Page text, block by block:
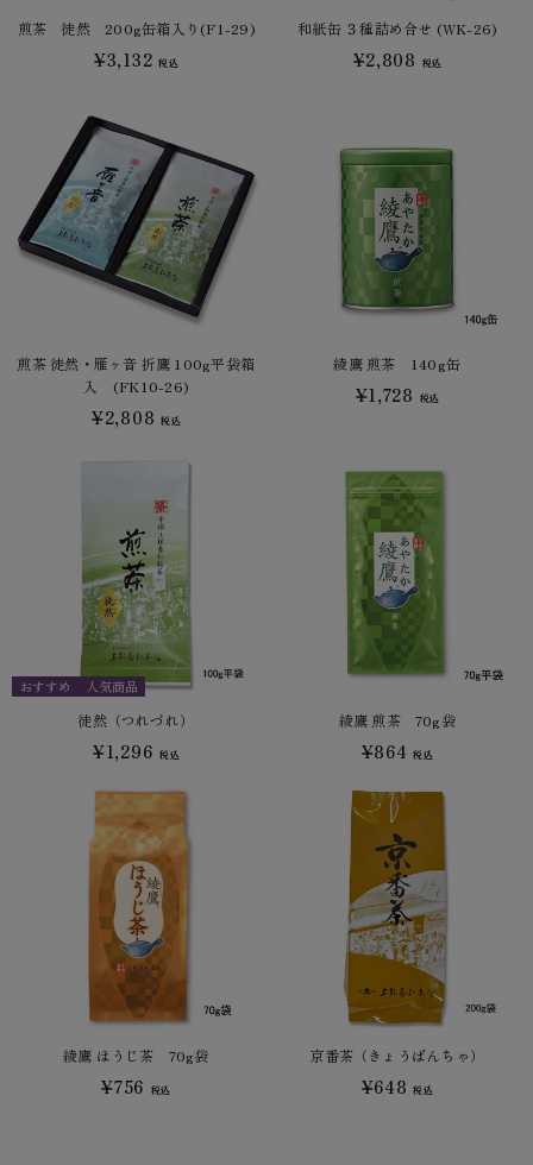
煎茶 徒然 200g缶箱入り(F1-29)
¥3,132 税込
和紙缶 ３種詰め合せ (WK-26)
¥2,808 税込
煎茶 徒然・雁ヶ音 折鷹 100g平袋箱
入 (FK10-26)
¥2,808 税込
綾鷹 煎茶 140g缶
¥1,728 税込
おすすめ 人気商品
徒然（つれづれ）
¥1,296 税込
綾鷹 煎茶 70g袋
¥864税込
綾鷹 ほうじ茶 70g袋
¥756 税込
京番茶（きょうばんちゃ）
¥648税込